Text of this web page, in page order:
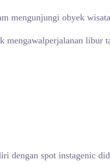
mengunjungi obyek
mengawalperjalanan libur
dengan spot instagenic